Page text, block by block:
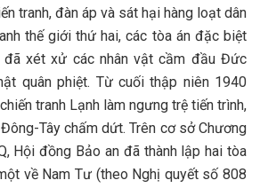
tranh, đàn áp và sát hại hàng loạt dân
thế giới thứ hai, các tòa án đặc biệt
đã xét xử các nhân vật cầm đầu Đức
quân phiệt. Từ cuối thập niên 1940
tranh Lạnh làm ngưng trệ tiến trình,
Tây chấm dứt. Trên cơ sở Chương
Hội đồng Bảo an đã thành lập hai tòa
về Nam Tư (theo Nghị quyết số 808